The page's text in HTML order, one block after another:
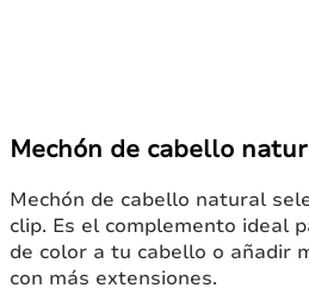
Mechón de cabello
Mechón de cabello natural
clip. Es el complemento ideal
de color a tu cabello o añadir
con más extensiones.